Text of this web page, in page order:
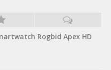
Rogbid Apex HD